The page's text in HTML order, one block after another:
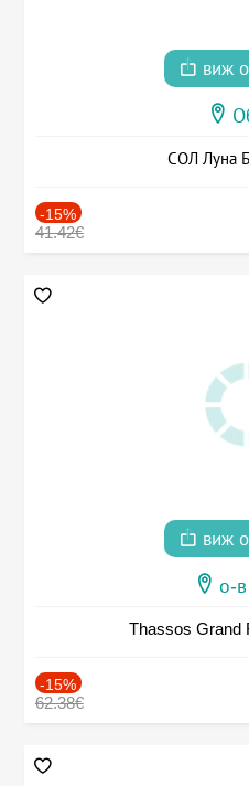
виж
СОЛ Луна
-15%
41.42€
виж
о-
Thassos Grand
-15%
62.38€